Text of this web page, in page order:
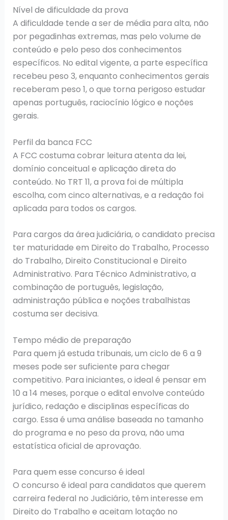
Nível de dificuldade da prova
A dificuldade tende a ser de média para alta, não
por pegadinhas extremas, mas pelo volume de
conteúdo e pelo peso dos conhecimentos
específicos. No edital vigente, a parte específica
recebeu peso 3, enquanto conhecimentos gerais
receberam peso 1, o que torna perigoso estudar
apenas português, raciocínio lógico e noções
gerais.
Perfil da banca FCC
A FCC costuma cobrar leitura atenta da lei,
domínio conceitual e aplicação direta do
conteúdo. No TRT 11, a prova foi de múltipla
escolha, com cinco alternativas, e a redação foi
aplicada para todos os cargos.
Para cargos da área judiciária, o candidato precisa
ter maturidade em Direito do Trabalho, Processo
do Trabalho, Direito Constitucional e Direito
Administrativo. Para Técnico Administrativo, a
combinação de português, legislação,
administração pública e noções trabalhistas
costuma ser decisiva.
Tempo médio de preparação
Para quem já estuda tribunais, um ciclo de 6 a 9
meses pode ser suficiente para chegar
competitivo. Para iniciantes, o ideal é pensar em
10 a 14 meses, porque o edital envolve conteúdo
jurídico, redação e disciplinas específicas do
cargo. Essa é uma análise baseada no tamanho
do programa e no peso da prova, não uma
estatística oficial de aprovação.
Para quem esse concurso é ideal
O concurso é ideal para candidatos que querem
carreira federal no Judiciário, têm interesse em
Direito do Trabalho e aceitam lotação no